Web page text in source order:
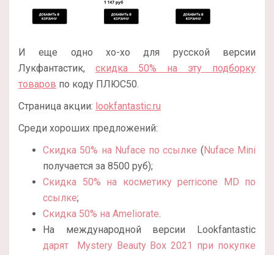
И еще одно хо-хо для русской версии
Лукфантастик, скидка 50% на эту подборку
товаров по коду ПЛЮС50.
Страница акции: lookfantastic.ru
Среди хороших предложений:
Скидка 50% на Nuface по ссылке ( Nuface Mini
получается за 8500 руб);
Скидка 50% на косметику perricone MD по
ссылке;
Скидка 50% на Ameliorate.
На международной версии Lookfantastic
дарят
Mystery Beauty Box 2021 при покупке